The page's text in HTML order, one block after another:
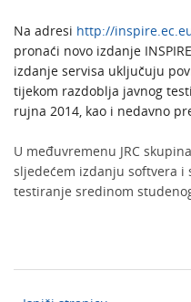
Na adresi http://
pronaći novo izdanje
izdanje servisa uključuju
tijekom razdoblja javnog
rujna 2014, kao i nedavno
U međuvremenu JRC
sljedećem izdanju softvera i
testiranje sredinom